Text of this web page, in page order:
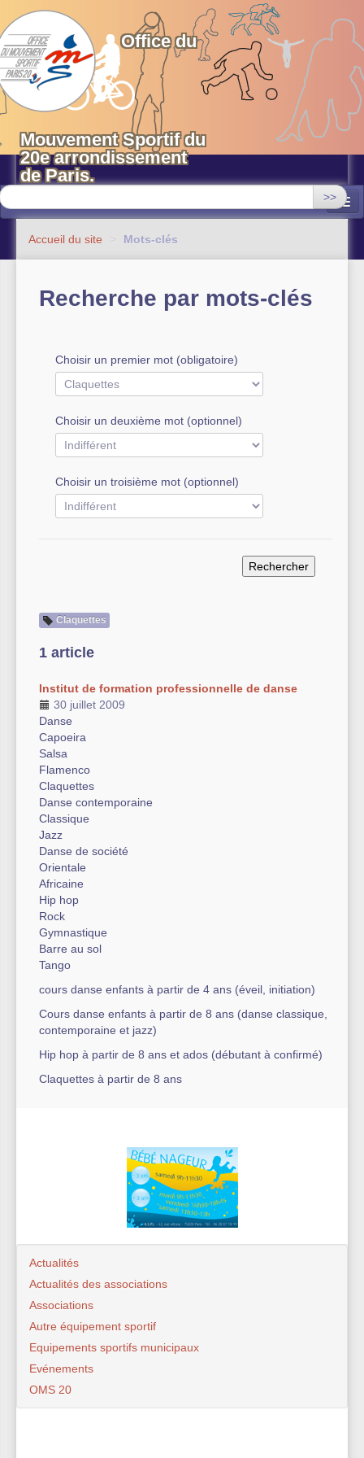
OMS 20 Paris
Office du
Mouvement Sportif du
20e arrondissement
de Paris.
>>
Equipements sportifs municipaux
OMS 20
Actualités
Autre équipement sportif
Actualités des associations
Accueil du site > Mots-clés
Recherche par mots-clés
Choisir un premier mot (obligatoire)
Choisir un deuxième mot (optionnel)
Choisir un troisième mot (optionnel)
Claquettes
1 article
Institut de formation professionnelle de danse
30 juillet 2009
Danse
Capoeira
Salsa
Flamenco
Claquettes
Danse contemporaine
Classique
Jazz
Danse de société
Orientale
Africaine
Hip hop
Rock
Gymnastique
Barre au sol
Tango
cours danse enfants à partir de 4 ans (éveil, initiation)
Cours danse enfants à partir de 8 ans (danse classique,
contemporaine et jazz)
Hip hop à partir de 8 ans et ados (débutant à confirmé)
Claquettes à partir de 8 ans
Actualités
Actualités des associations
Associations
Autre équipement sportif
Equipements sportifs municipaux
Evénements
OMS 20